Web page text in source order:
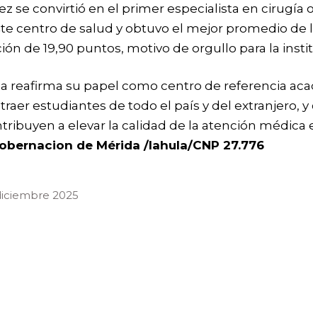
se convirtió en el primer especialista en cirugía
centro de salud y obtuvo el mejor promedio de
de 19,90 puntos, motivo de orgullo para la
reafirma su papel como centro de referencia
estudiantes de todo el país y del extranjero,
a elevar la calidad de la atención médica
de Mérida /Iahula/CNP 27.776
2025